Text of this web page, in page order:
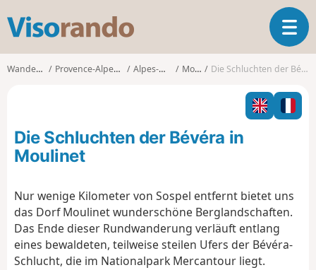
s
o
o
T
o
g
l
n
a
t
Wanderungen Provence-Alpes-Côte d'Azur Alpes-Maritimes Moulinet Die Schluchten der Bévéra in Moulinet
Die Schluchten der Bévéra in
Moulinet
Nur wenige Kilometer von Sospel entfernt bietet uns
das Dorf Moulinet wunderschöne Berglandschaften.
Das Ende dieser Rundwanderung verläuft entlang
eines bewaldeten, teilweise steilen Ufers der Bévéra-
Schlucht, die im Nationalpark Mercantour liegt.